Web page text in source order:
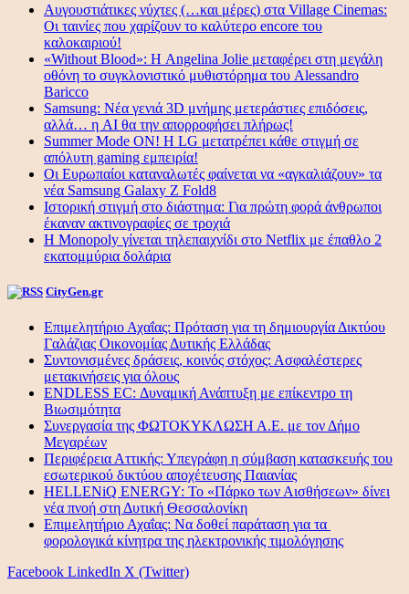
Αυγουστιάτικες νύχτες (…και μέρες) στα Village Cinemas:
Οι ταινίες που χαρίζουν το καλύτερο encore του
καλοκαιριού!
«Without Blood»: Η Angelina Jolie μεταφέρει στη μεγάλη
οθόνη το συγκλονιστικό μυθιστόρημα του Alessandro
Baricco
Samsung: Νέα γενιά 3D μνήμης μετεράστιες επιδόσεις,
αλλά… η AI θα την απορροφήσει πλήρως!
Summer Mode ON! Η LG μετατρέπει κάθε στιγμή σε
απόλυτη gaming εμπειρία!
Οι Ευρωπαίοι καταναλωτές φαίνεται να «αγκαλιάζουν» τα
νέα Samsung Galaxy Z Fold8
Ιστορική στιγμή στο διάστημα: Για πρώτη φορά άνθρωποι
έκαναν ακτινογραφίες σε τροχιά
Η Monopoly γίνεται τηλεπαιχνίδι στο Netflix με έπαθλο 2
εκατομμύρια δολάρια
CityGen.gr
Επιμελητήριο Αχαΐας: Πρόταση για τη δημιουργία Δικτύου
Γαλάζιας Οικονομίας Δυτικής Ελλάδας
Συντονισμένες δράσεις, κοινός στόχος: Ασφαλέστερες
μετακινήσεις για όλους
ENDLESS EC: Δυναμική Ανάπτυξη με επίκεντρο τη
Βιωσιμότητα
Συνεργασία της ΦΩΤΟΚΥΚΛΩΣΗ Α.Ε. με τον Δήμο
Μεγαρέων
Περιφέρεια Αττικής: Υπεγράφη η σύμβαση κατασκευής του
εσωτερικού δικτύου αποχέτευσης Παιανίας
HELLENiQ ENERGY: Το «Πάρκο των Αισθήσεων» δίνει
νέα πνοή στη Δυτική Θεσσαλονίκη
Επιμελητήριο Αχαΐας: Να δοθεί παράταση για τα
φορολογικά κίνητρα της ηλεκτρονικής τιμολόγησης
Facebook LinkedIn X (Twitter)